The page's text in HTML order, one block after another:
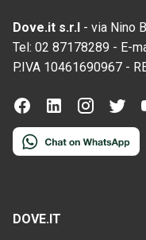
Dove.it s.r.l - via Nino
Tel: 02 87178289 - E-
P.IVA 10461690967 -
DOVE.IT